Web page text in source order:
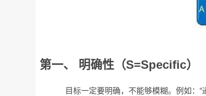
第一、 明确性（S=Specific）
目标一定要明确，不能够模糊。例如：“